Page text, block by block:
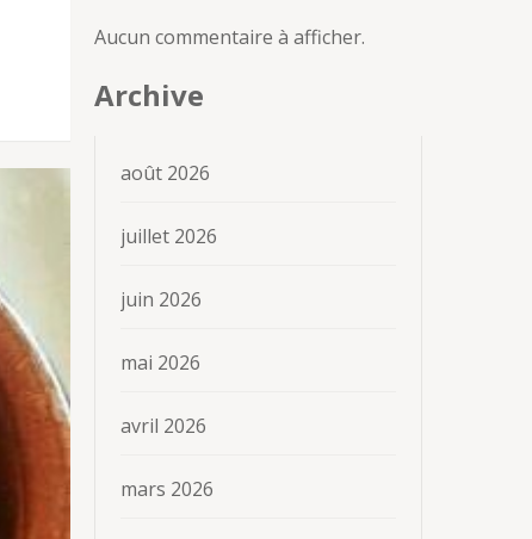
Aucun commentaire à afficher.
Archive
août 2026
juillet 2026
juin 2026
mai 2026
avril 2026
mars 2026